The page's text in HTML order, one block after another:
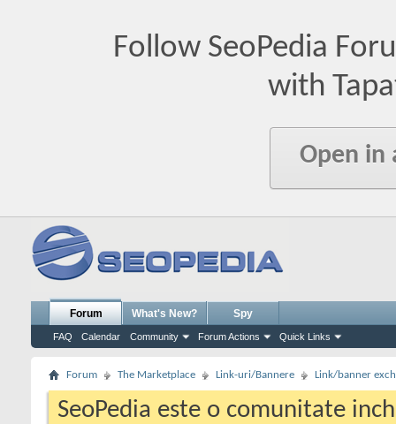
Follow SeoPedia
with
Open in
Forum
FAQ Calendar Community Forum Actions Quick Links
What's New? Spy
Forum The Marketplace Link-uri/Bannere Link/banner
SeoPedia este o comunitate